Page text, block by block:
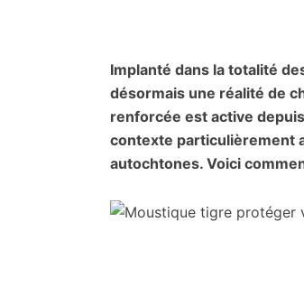
politique,
météo,
faits
divers
et
Implanté dans la totalité
désormais une réalité de
renforcée est active
contexte particulièrement
autochtones. Voici